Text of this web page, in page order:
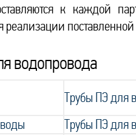
к каждой
водопровода
Трубы ПЭ для
Трубы ПЭ для